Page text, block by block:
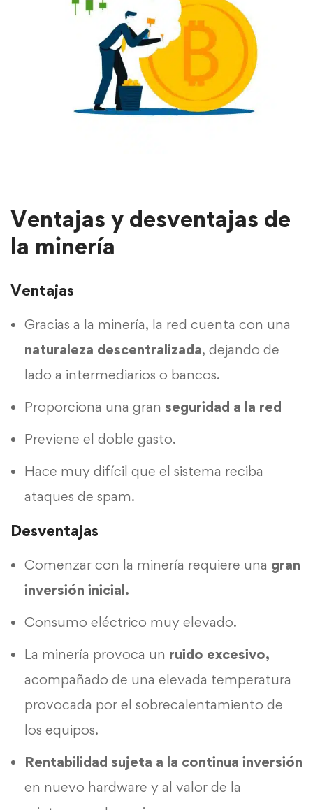
Ventajas y desventajas de
la minería
Ventajas
Gracias a la minería, la red cuenta con una
naturaleza descentralizada, dejando de
lado a intermediarios o bancos.
Proporciona una gran seguridad a la red
Previene el doble gasto.
Hace muy difícil que el sistema reciba
ataques de spam.
Desventajas
Comenzar con la minería requiere una gran
inversión inicial.
Consumo eléctrico muy elevado.
La minería provoca un ruido excesivo,
acompañado de una elevada temperatura
provocada por el sobrecalentamiento de
los equipos.
Rentabilidad sujeta a la continua inversión
en nuevo hardware y al valor de la